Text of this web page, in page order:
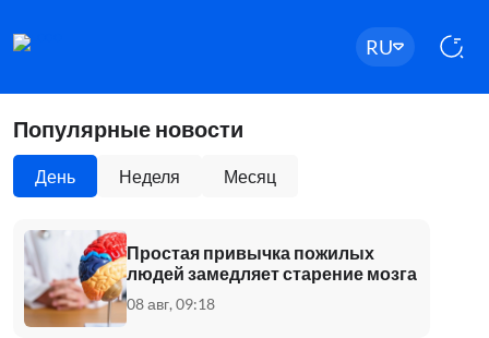
RU
Популярные новости
День Неделя Месяц
Простая привычка пожилых
людей замедляет старение мозга
08 авг, 09:18